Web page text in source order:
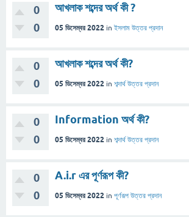
0
0
আখলাক শব্দের অর্থ কী ?
05 ডিসেম্বর 2022 in ইসলাম উত্তর প্রদান
0
0
আখলাক শব্দের অর্থ কী?
05 ডিসেম্বর 2022 in শব্দার্থ উত্তর প্রদান
0
0
Information অর্থ কী?
05 ডিসেম্বর 2022 in শব্দার্থ উত্তর প্রদান
0
0
A.i.r এর পূর্ণরূপ কী?
05 ডিসেম্বর 2022 in পূর্ণরূপ উত্তর প্রদান